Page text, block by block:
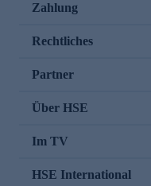
Zahlung
Rechtliches
Partner
Über HSE
Im TV
HSE International